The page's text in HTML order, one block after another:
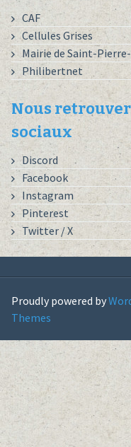
CAF
Cellules Grises
Mairie de Saint-
Philibertnet
Nous
sociaux
Discord
Facebook
Instagram
Pinterest
Twitter / X
Proudly powered by
Themes